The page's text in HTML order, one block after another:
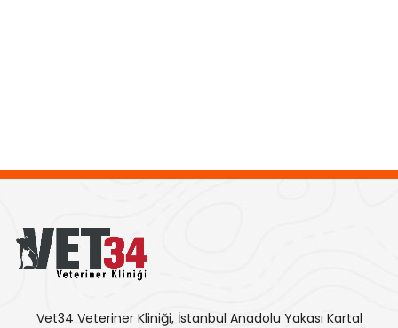
Vet34 Veteriner Kliniği, İstanbul Anadolu Yakası Kartal